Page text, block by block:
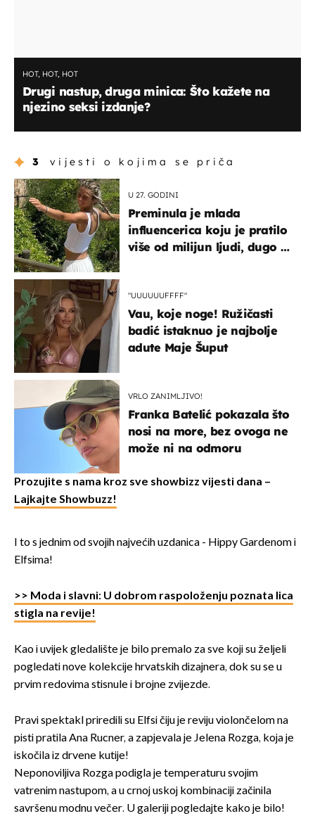
HOT, HOT, HOT
Drugi nastup, druga minica: Što kažete na
njezino seksi izdanje?
3 vijesti o kojima se priča
U 27. GODINI
Preminula je mlada
influencerica koju je pratilo
više od milijun ljudi, dugo se
"UUUUUUFFFF"
Vau, koje noge! Ružičasti
badić istaknuo je najbolje
adute Maje Šuput
VRLO ZANIMLJIVO!
Franka Batelić pokazala što
nosi na more, bez ovoga ne
može ni na odmoru
Prozujite s nama kroz sve showbizz vijesti dana –
Lajkajte Showbuzz!
I to s jednim od svojih najvećih uzdanica - Hippy Gardenom i
Elfsima!
>> Moda i slavni: U dobrom raspoloženju poznata lica
stigla na revije!
Kao i uvijek gledalište je bilo premalo za sve koji su željeli
pogledati nove kolekcije hrvatskih dizajnera, dok su se u
prvim redovima stisnule i brojne zvijezde.
Pravi spektakl priredili su Elfsi čiju je reviju violončelom na
pisti pratila Ana Rucner, a zapjevala je Jelena Rozga, koja je
iskočila iz drvene kutije!
Neponoviljiva Rozga podigla je temperaturu svojim
vatrenim nastupom, a u crnoj uskoj kombinaciji začinila
savršenu modnu večer. U galeriji pogledajte kako je bilo!